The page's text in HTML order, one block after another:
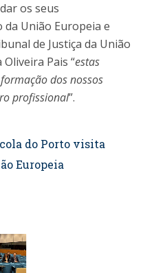
os seus
União Europeia e
de Justiça da União
Pais “estas
dos nossos
profissional”.
do Porto visita
Europeia